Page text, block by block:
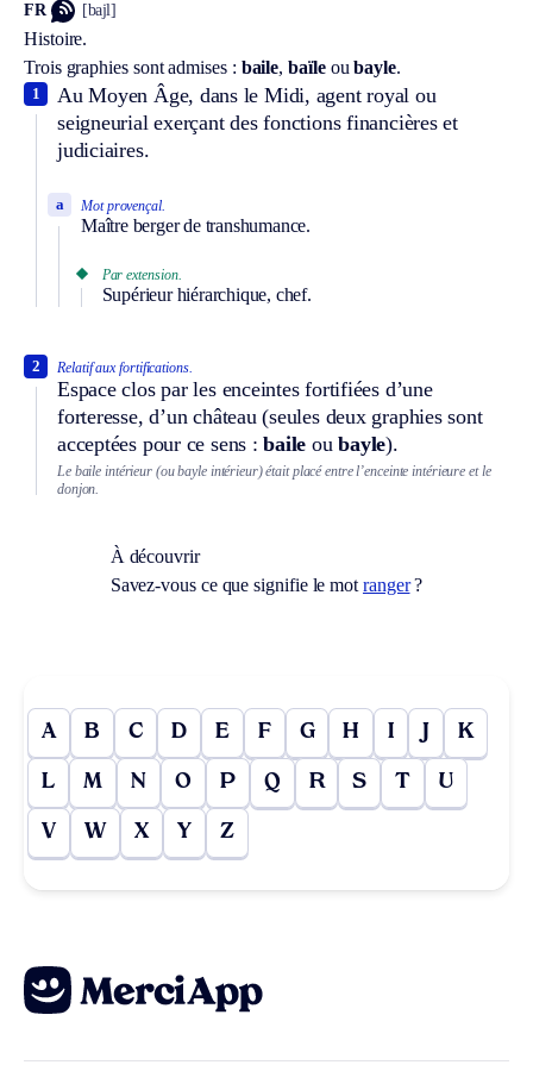
FR [bajl]
Histoire.
Trois graphies sont admises : baile,baïleoubayle.
Au Moyen Âge, dans le Midi, agent royal ou
seigneurial exerçant des fonctions financières et
judiciaires.
1
Mot provençal.
Maître berger de transhumance.
a
Par extension.
Supérieur hiérarchique, chef.
Relatif aux fortifications.
Espace clos par les enceintes fortifiées d’une
forteresse, d’un château (seules deux graphies sont
acceptées pour ce sens :baile oubayle).
2
Le baile intérieur (ou bayle intérieur) était placé entre l’enceinte intérieure et le
donjon.
À découvrir
Savez-vous ce que signifie le mot ranger?
A B C D E F G H I J K
L M N O P Q R S T U
V W X Y Z